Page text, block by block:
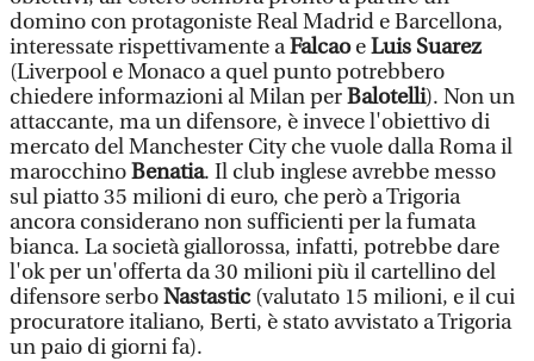
domino con protagoniste Real Madrid e Barcellona,
interessate rispettivamente aFalcaoeLuis Suarez
(Liverpool e Monaco a quel punto potrebbero
chiedere informazioni al Milan perBalotelli). Non un
attaccante, ma un difensore, è invece l'obiettivo di
mercato del Manchester City che vuole dalla Roma il
marocchinoBenatia. Il club inglese avrebbe messo
sul piatto 35 milioni di euro, che però a Trigoria
ancora considerano non sufficienti per la fumata
bianca. La società giallorossa, infatti, potrebbe dare
l'ok per un'offerta da 30 milioni più il cartellino del
difensore serboNastastic (valutato 15 milioni, e il cui
procuratore italiano, Berti, è stato avvistato a Trigoria
un paio di giorni fa).